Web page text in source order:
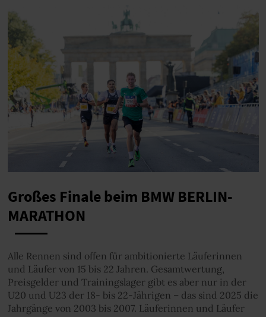
Großes Finale beim BMW BERLIN-
MARATHON
Alle Rennen sind offen für ambitionierte Läuferinnen
und Läufer von 15 bis 22 Jahren. Gesamtwertung,
Preisgelder und Trainingslager gibt es aber nur in der
U20 und U23 der 18- bis 22-Jährigen – das sind 2025 die
Jahrgänge von 2003 bis 2007. Läuferinnen und Läufer